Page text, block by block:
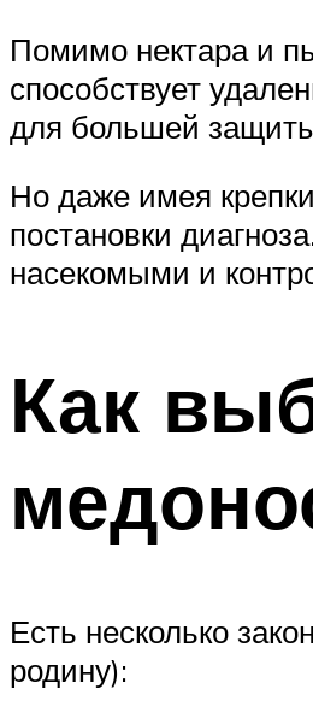
Помимо нектара и
способствует
для большей
Но даже имея
постановки
насекомыми и
Как
Есть несколько
родину):